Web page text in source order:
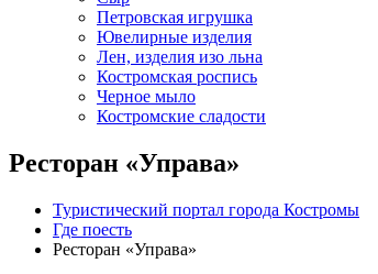
Петровская игрушка
Ювелирные изделия
Лен, изделия изо льна
Костромская роспись
Черное мыло
Костромские сладости
Ресторан «Управа»
Туристический портал города Костромы
Где поесть
Ресторан «Управа»